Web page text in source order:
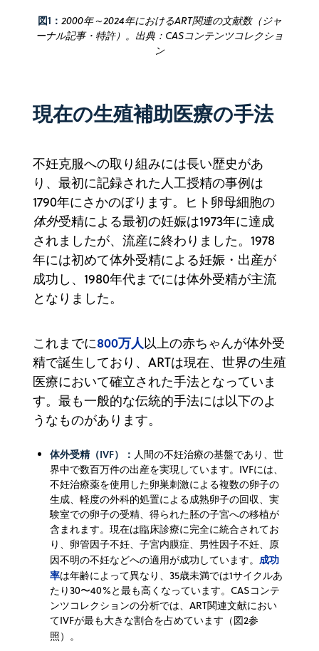
図1： 2000年～2024年におけるART関連の文献数（ジャ
ーナル記事・特許）。出典：CASコンテンツコレクショ
ン
現在の生殖補助医療の手法
不妊克服への取り組みには長い歴史があ
り、最初に記録された人工授精の事例は
1790年にさかのぼります。ヒト卵母細胞の
体外受精による最初の妊娠は1973年に達成
されましたが、流産に終わりました。1978
年には初めて体外受精による妊娠・出産が
成功し、1980年代までには体外受精が主流
となりました。
これまでに800万人以上の赤ちゃんが体外受
精で誕生しており、ARTは現在、世界の生殖
医療において確立された手法となっていま
す。最も一般的な伝統的手法には以下のよ
うなものがあります。
体外受精（IVF）： 人間の不妊治療の基盤であり、世
界中で数百万件の出産を実現しています。IVFには、
不妊治療薬を使用した卵巣刺激による複数の卵子の
生成、軽度の外科的処置による成熟卵子の回収、実
験室での卵子の受精、得られた胚の子宮への移植が
含まれます。現在は臨床診療に完全に統合されてお
り、卵管因子不妊、子宮内膜症、男性因子不妊、原
因不明の不妊などへの適用が成功しています。 成功
率は年齢によって異なり、35歳未満では1サイクルあ
たり30〜40%と最も高くなっています。 CASコンテ
ンツコレクションの分析では、ART関連文献におい
てIVFが最も大きな割合を占めています（図2参
照）。